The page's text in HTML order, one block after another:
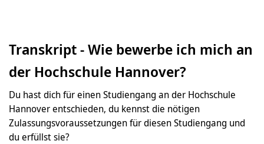
Transkript - Wie bewerbe ich mich an
der Hochschule Hannover?
Du hast dich für einen Studiengang an der Hochschule
Hannover entschieden, du kennst die nötigen
Zulassungsvoraussetzungen für diesen Studiengang und
du erfüllst sie?